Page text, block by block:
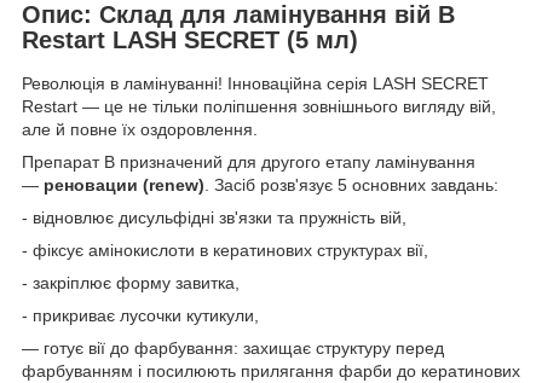
Опис: Склад для ламінування вій B
Restart LASH SECRET (5 мл)
Революція в ламінуванні! Інноваційна серія LASH SECRET
Restart — це не тільки поліпшення зовнішнього вигляду вій,
але й повне їх оздоровлення.
Препарат В призначений для другого етапу ламінування
— реновации (renew) . Засіб розв'язує 5 основних завдань:
- відновлює дисульфідні зв'язки та пружність вій,
- фіксує амінокислоти в кератинових структурах вії,
- закріплює форму завитка,
- прикриває лусочки кутикули,
— готує вії до фарбування: захищає структуру перед
фарбуванням і посилюють прилягання фарби до кератинових